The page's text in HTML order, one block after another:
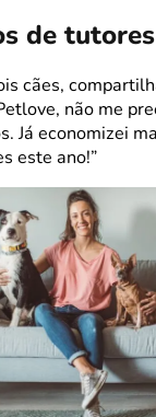
de
cães,
não me
Já economizei
este ano!”